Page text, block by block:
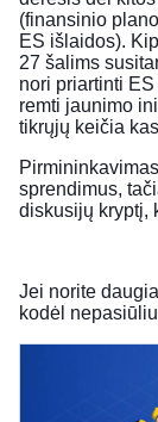
(finansinio
ES išlaidos).
27 šalims
nori priartinti
remti jaunimo
tikrųjų keičia
sprendimus,
diskusijų kryptį,
Jei norite
kodėl